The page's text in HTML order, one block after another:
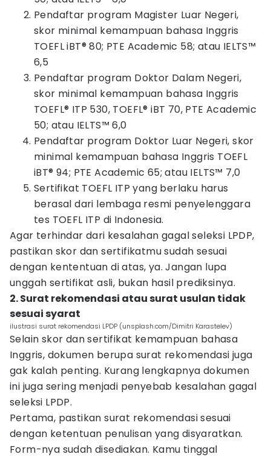
Pendaftar program Magister Luar Negeri,
skor minimal kemampuan bahasa Inggris
TOEFL iBT® 80; PTE Academic 58; atau IELTS™
6,5
Pendaftar program Doktor Dalam Negeri,
skor minimal kemampuan bahasa Inggris
TOEFL® ITP 530, TOEFL® iBT 70, PTE Academic
50; atau IELTS™ 6,0
Pendaftar program Doktor Luar Negeri, skor
minimal kemampuan bahasa Inggris TOEFL
iBT® 94; PTE Academic 65; atau IELTS™ 7,0
Sertifikat TOEFL ITP yang berlaku harus
berasal dari lembaga resmi penyelenggara
tes TOEFL ITP di Indonesia.
Agar terhindar dari kesalahan gagal seleksi LPDP,
pastikan skor dan sertifikatmu sudah sesuai
dengan kententuan di atas, ya. Jangan lupa
unggah sertifikat asli, bukan hasil prediksinya.
2. Surat rekomendasi atau surat usulan tidak
sesuai syarat
ilustrasi surat rekomendasi LPDP (unsplash.com/Dimitri Karastelev)
Selain skor dan sertifikat kemampuan bahasa
Inggris, dokumen berupa surat rekomendasi juga
gak kalah penting. Kurang lengkapnya dokumen
ini juga sering menjadi penyebab kesalahan gagal
seleksi LPDP.
Pertama, pastikan surat rekomendasi sesuai
dengan ketentuan penulisan yang disyaratkan.
Form-nya sudah disediakan. Kamu tinggal